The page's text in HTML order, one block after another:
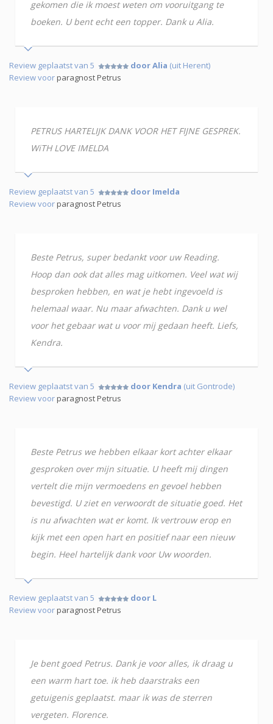
gekomen die ik moest weten om vooruitgang te
boeken. U bent echt een topper. Dank u Alia.
Review geplaatst van 5 door Alia (uit Herent)
Review voorparagnost Petrus
PETRUS HARTELIJK DANK VOOR HET FIJNE GESPREK.
WiTH LOVE IMELDA
Review geplaatst van 5
door Imelda
Review voorparagnost Petrus
Beste Petrus, super bedankt voor uw Reading.
Hoop dan ook dat alles mag uitkomen. Veel wat wij
besproken hebben, en wat je hebt ingevoeld is
helemaal waar. Nu maar afwachten. Dank u wel
voor het gebaar wat u voor mij gedaan heeft. Liefs,
Kendra.
Review geplaatst van 5 door Kendra (uit Gontrode)
Review voorparagnost Petrus
Beste Petrus we hebben elkaar kort achter elkaar
gesproken over mijn situatie. U heeft mij dingen
vertelt die mijn vermoedens en gevoel hebben
bevestigd. U ziet en verwoordt de situatie goed. Het
is nu afwachten wat er komt. Ik vertrouw erop en
kijk met een open hart en positief naar een nieuw
begin. Heel hartelijk dank voor Uw woorden.
Review geplaatst van 5
door L
Review voorparagnost Petrus
Je bent goed Petrus. Dank je voor alles, ik draag u
een warm hart toe. ik heb daarstraks een
getuigenis geplaatst. maar ik was de sterren
vergeten. Florence.